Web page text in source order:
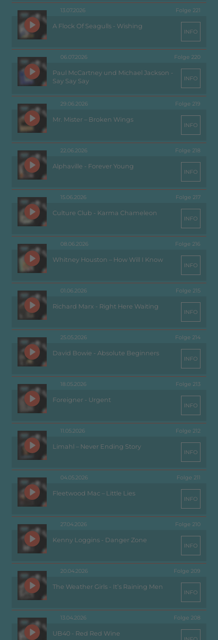
13.07.2026 Folge 221
A Flock Of Seagulls - Wishing
INFO
06.07.2026 Folge 220
Paul McCartney und Michael Jackson -
Say Say Say
INFO
29.06.2026 Folge 219
Mr. Mister – Broken Wings
INFO
22.06.2026 Folge 218
Alphaville - Forever Young
INFO
15.06.2026 Folge 217
Culture Club - Karma Chameleon
INFO
08.06.2026 Folge 216
Whitney Houston – How Will I Know
INFO
01.06.2026 Folge 215
Richard Marx - Right Here Waiting
INFO
25.05.2026 Folge 214
David Bowie - Absolute Beginners
INFO
18.05.2026 Folge 213
Foreigner - Urgent
INFO
11.05.2026 Folge 212
Limahl – Never Ending Story
INFO
04.05.2026 Folge 211
Fleetwood Mac – Little Lies
INFO
27.04.2026 Folge 210
Kenny Loggins - Danger Zone
INFO
20.04.2026 Folge 209
The Weather Girls - It’s Raining Men
INFO
13.04.2026 Folge 208
UB40 - Red Red Wine